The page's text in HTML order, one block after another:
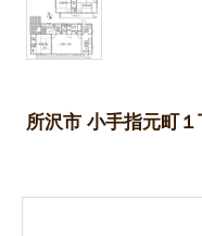
所沢市 小手指元町